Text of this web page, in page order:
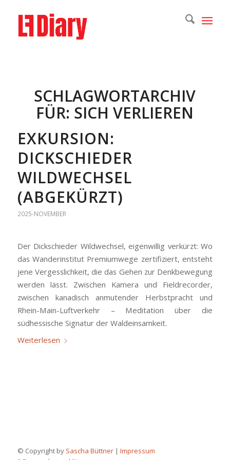
SCHLAGWORTARCHIV
FÜR: SICH VERLIEREN
EXKURSION:
DICKSCHIEDER
WILDWECHSEL
(ABGEKÜRZT)
2025-NOVEMBER
Der Dickschieder Wildwechsel, eigenwillig verkürzt: Wo
das Wanderinstitut Premiumwege zertifiziert, entsteht
jene Vergesslichkeit, die das Gehen zur Denkbewegung
werden lässt. Zwischen Kamera und Fieldrecorder,
zwischen kanadisch anmutender Herbstpracht und
Rhein-Main-Luftverkehr – Meditation über die
südhessische Signatur der Waldeinsamkeit.
Weiterlesen
© Copyright by Sascha Büttner| Impressum